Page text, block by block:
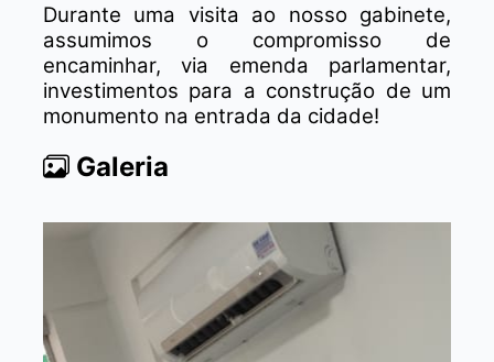
Durante uma visita ao nosso gabinete,
assumimos o compromisso de
encaminhar, via emenda parlamentar,
investimentos para a construção de um
monumento na entrada da cidade!
Galeria